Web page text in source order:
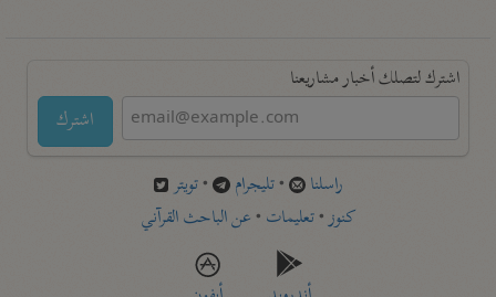
اشترك لتصلك أخبار مشاريعنا
اشترك
راسلنا •تليجرام •تويتر
كنوز•تعليمات •عن الباحث القرآني